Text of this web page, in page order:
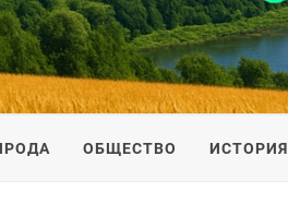
IS
ОБЩЕСТВО ИСТОРИЯ